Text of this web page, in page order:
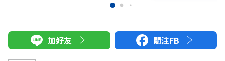
加好友 關注FB